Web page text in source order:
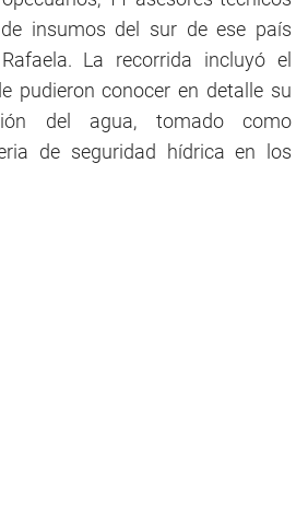
insumos del sur de ese país
La recorrida incluyó el
pudieron conocer en detalle su
del agua, tomado como
de seguridad hídrica en los